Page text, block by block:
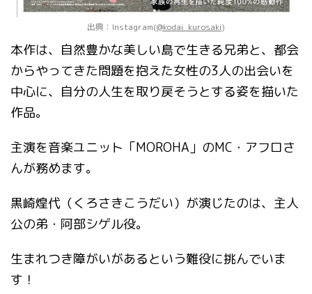
出典：Instagram(@kodai_kurosaki)
本作は、自然豊かな美しい島で生きる兄弟と、都会
からやってきた問題を抱えた女性の3人の出会いを
中心に、自分の人生を取り戻そうとする姿を描いた
作品。
主演を音楽ユニット「MOROHA」のMC・アフロさ
んが務めます。
黒崎煌代（くろさきこうだい）が演じたのは、主人
公の弟・阿部シゲル役。
生まれつき障がいがあるという難役に挑んでいま
す！